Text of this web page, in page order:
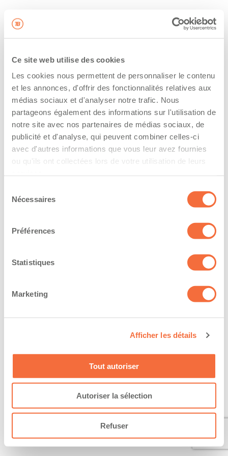
Ce site web utilise des cookies
Les cookies nous permettent de personnaliser le contenu
et les annonces, d'offrir des fonctionnalités relatives aux
médias sociaux et d'analyser notre trafic. Nous
partageons également des informations sur l'utilisation de
notre site avec nos partenaires de médias sociaux, de
publicité et d'analyse, qui peuvent combiner celles-ci
avec d'autres informations que vous leur avez fournies
ou qu'ils ont collectées lors de votre utilisation de leurs
Nécessaires
Préférences
Statistiques
Marketing
Afficher les détails
Tout autoriser
Autoriser la sélection
Refuser